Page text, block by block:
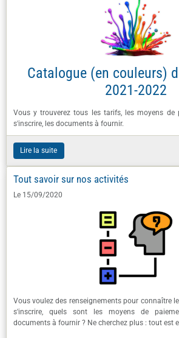
Catalogue (en couleurs)
2021-2022
Vous y trouverez tous les tarifs, les moyens de
s'inscrire, les documents à fournir.
Lire la suite
Tout savoir sur nos activités
Le 15/09/2020
Vous voulez des renseignements pour connaître
s'inscrire, quels sont les moyens de
documents à fournir ? Ne cherchez plus : tout est